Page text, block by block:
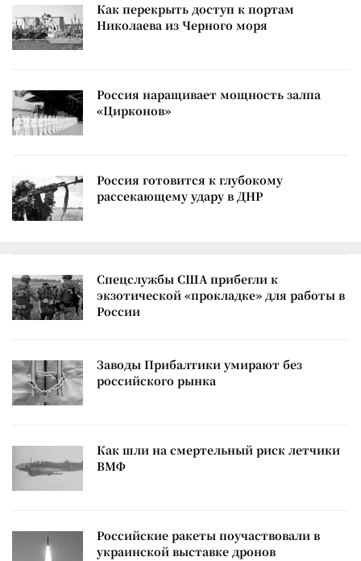
Как перекрыть доступ к портам
Николаева из Черного моря
Россия наращивает мощность залпа
«Цирконов»
Россия готовится к глубокому
рассекающему удару в ДНР
Спецслужбы США прибегли к
экзотической «прокладке» для работы в
России
Заводы Прибалтики умирают без
российского рынка
Как шли на смертельный риск летчики
ВМФ
Российские ракеты поучаствовали в
украинской выставке дронов